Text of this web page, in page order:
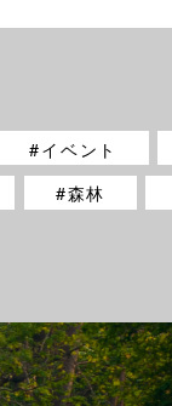
イベント
森林